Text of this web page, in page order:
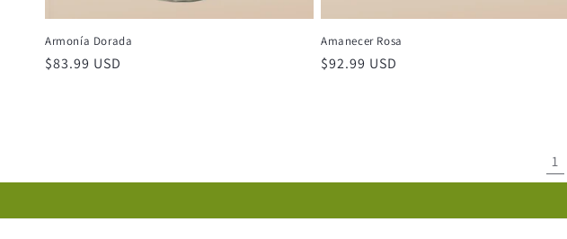
Armonía Dorada
Precio
$83.99 USD
Amanecer Rosa
Precio
$92.99 USD
1